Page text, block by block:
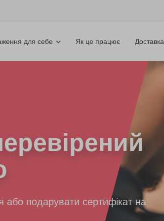
для себе Як це працює Доставка
подарувати сертифікат на